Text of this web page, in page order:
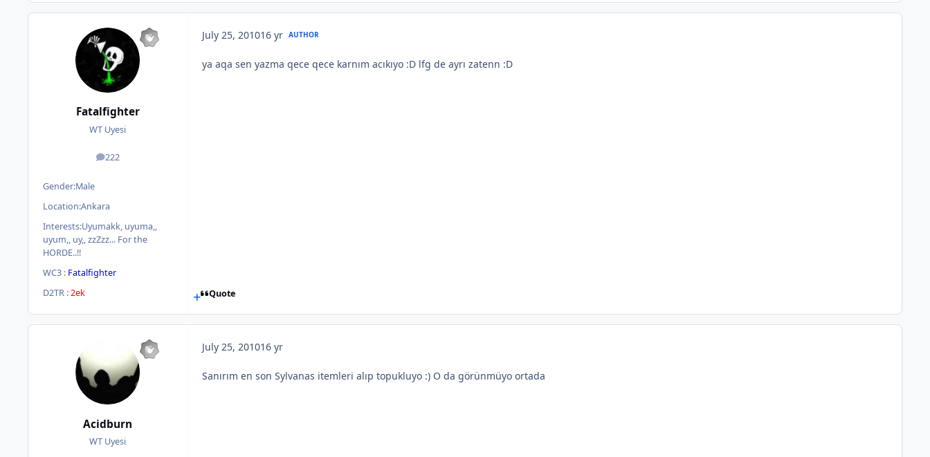
Fatalfighter
WT Uyesi
222
posts
Gender:Male
Location:Ankara
Interests:Uyumakk, uyuma,,
uyum,, uy,, zzZzz... For the
HORDE..!!
WC3 : Fatalfighter
D2TR :2ek
July 25, 201016 yr AUTHOR
ya aqa sen yazma qece qece karnım acıkıyo :D lfg de ayrı zatenn :D
Quote
Acidburn
WT Uyesi
July 25, 201016 yr
Sanırım en son Sylvanas itemleri alıp topukluyo :) O da görünmüyo ortada